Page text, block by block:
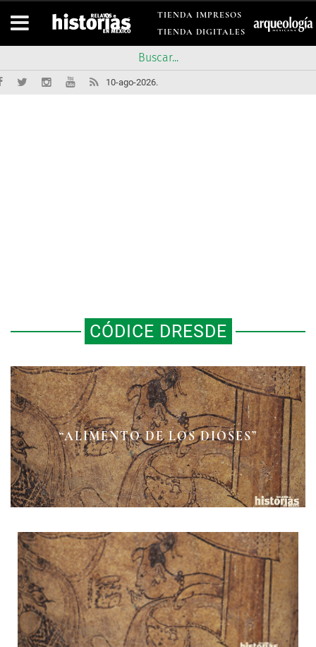
TIENDA IMPRESOS
TIENDA DIGITALES
10-ago-2026.
CÓDICE DRESDE
“ALIMENTO DE LOS DIOSES”
ECLIPSES SOLARES REGISTRADOS
EN EL CÓDICE DRESDE DE ORIGEN
MAYA